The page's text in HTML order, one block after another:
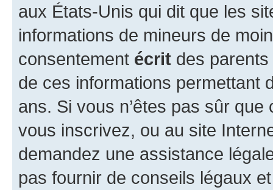
aux États-Unis qui dit que les
informations de mineurs de
consentement écrit des parents
de ces informations permettant
ans. Si vous n’êtes pas sûr
vous inscrivez, ou au site
demandez une assistance
pas fournir de conseils légaux